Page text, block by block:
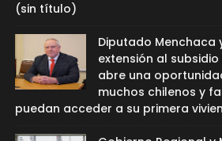
(sin título)
Diputado Menchaca
extensión al subsidio
abre una
muchos chilenos y
puedan acceder a su primera